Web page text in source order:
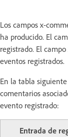
Los campos x-
ha producido. El
registrado. El
eventos registrados.
En la tabla
comentarios
evento registrado:
Entrada de